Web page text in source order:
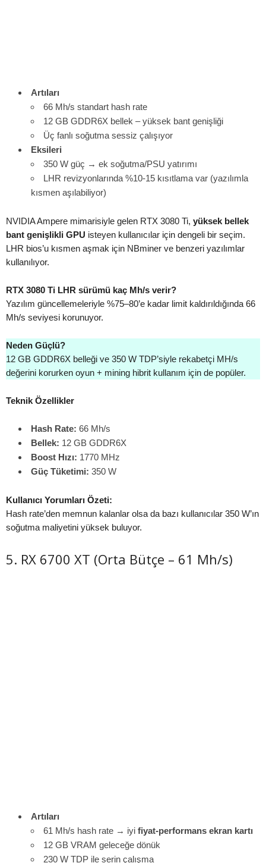
Artıları
66 Mh/s standart hash rate
12 GB GDDR6X bellek – yüksek bant genişliği
Üç fanlı soğutma sessiz çalışıyor
Eksileri
350 W güç → ek soğutma/PSU yatırımı
LHR revizyonlarında %10-15 kısıtlama var (yazılımla
kısmen aşılabiliyor)
NVIDIA Ampere mimarisiyle gelen RTX 3080 Ti, yüksek bellek
bant genişlikli GPU isteyen kullanıcılar için dengeli bir seçim.
LHR bios’u kısmen aşmak için NBminer ve benzeri yazılımlar
kullanılıyor.
RTX 3080 Ti LHR sürümü kaç Mh/s verir?
Yazılım güncellemeleriyle %75–80’e kadar limit kaldırıldığında 66
Mh/s seviyesi korunuyor.
Neden Güçlü?
12 GB GDDR6X belleği ve 350 W TDP’siyle rekabetçi MH/s
değerini korurken oyun + mining hibrit kullanım için de popüler.
Teknik Özellikler
Hash Rate: 66 Mh/s
Bellek: 12 GB GDDR6X
Boost Hızı: 1770 MHz
Güç Tüketimi: 350 W
Kullanıcı Yorumları Özeti:
Hash rate’den memnun kalanlar olsa da bazı kullanıcılar 350 W’ın
soğutma maliyetini yüksek buluyor.
5. RX 6700 XT (Orta Bütçe – 61 Mh/s)
Artıları
61 Mh/s hash rate → iyi fiyat-performans ekran kartı
12 GB VRAM geleceğe dönük
230 W TDP ile serin çalışma